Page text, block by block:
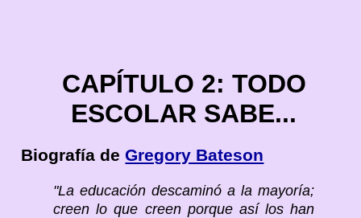
CAPÍTULO 2: TODO
ESCOLAR SABE...
Biografía deGregory Bateson
"La educación descaminó a la mayoría;
creen lo que creen porque así los han